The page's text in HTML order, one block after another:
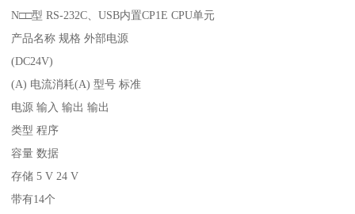
N□□型 RS-232C、USB内置CP1E CPU单元
产品名称 规格 外部电源
(DC24V)
(A) 电流消耗(A) 型号 标准
电源 输入 输出 输出
类型 程序
容量 数据
存储 5 V 24 V
带有14个